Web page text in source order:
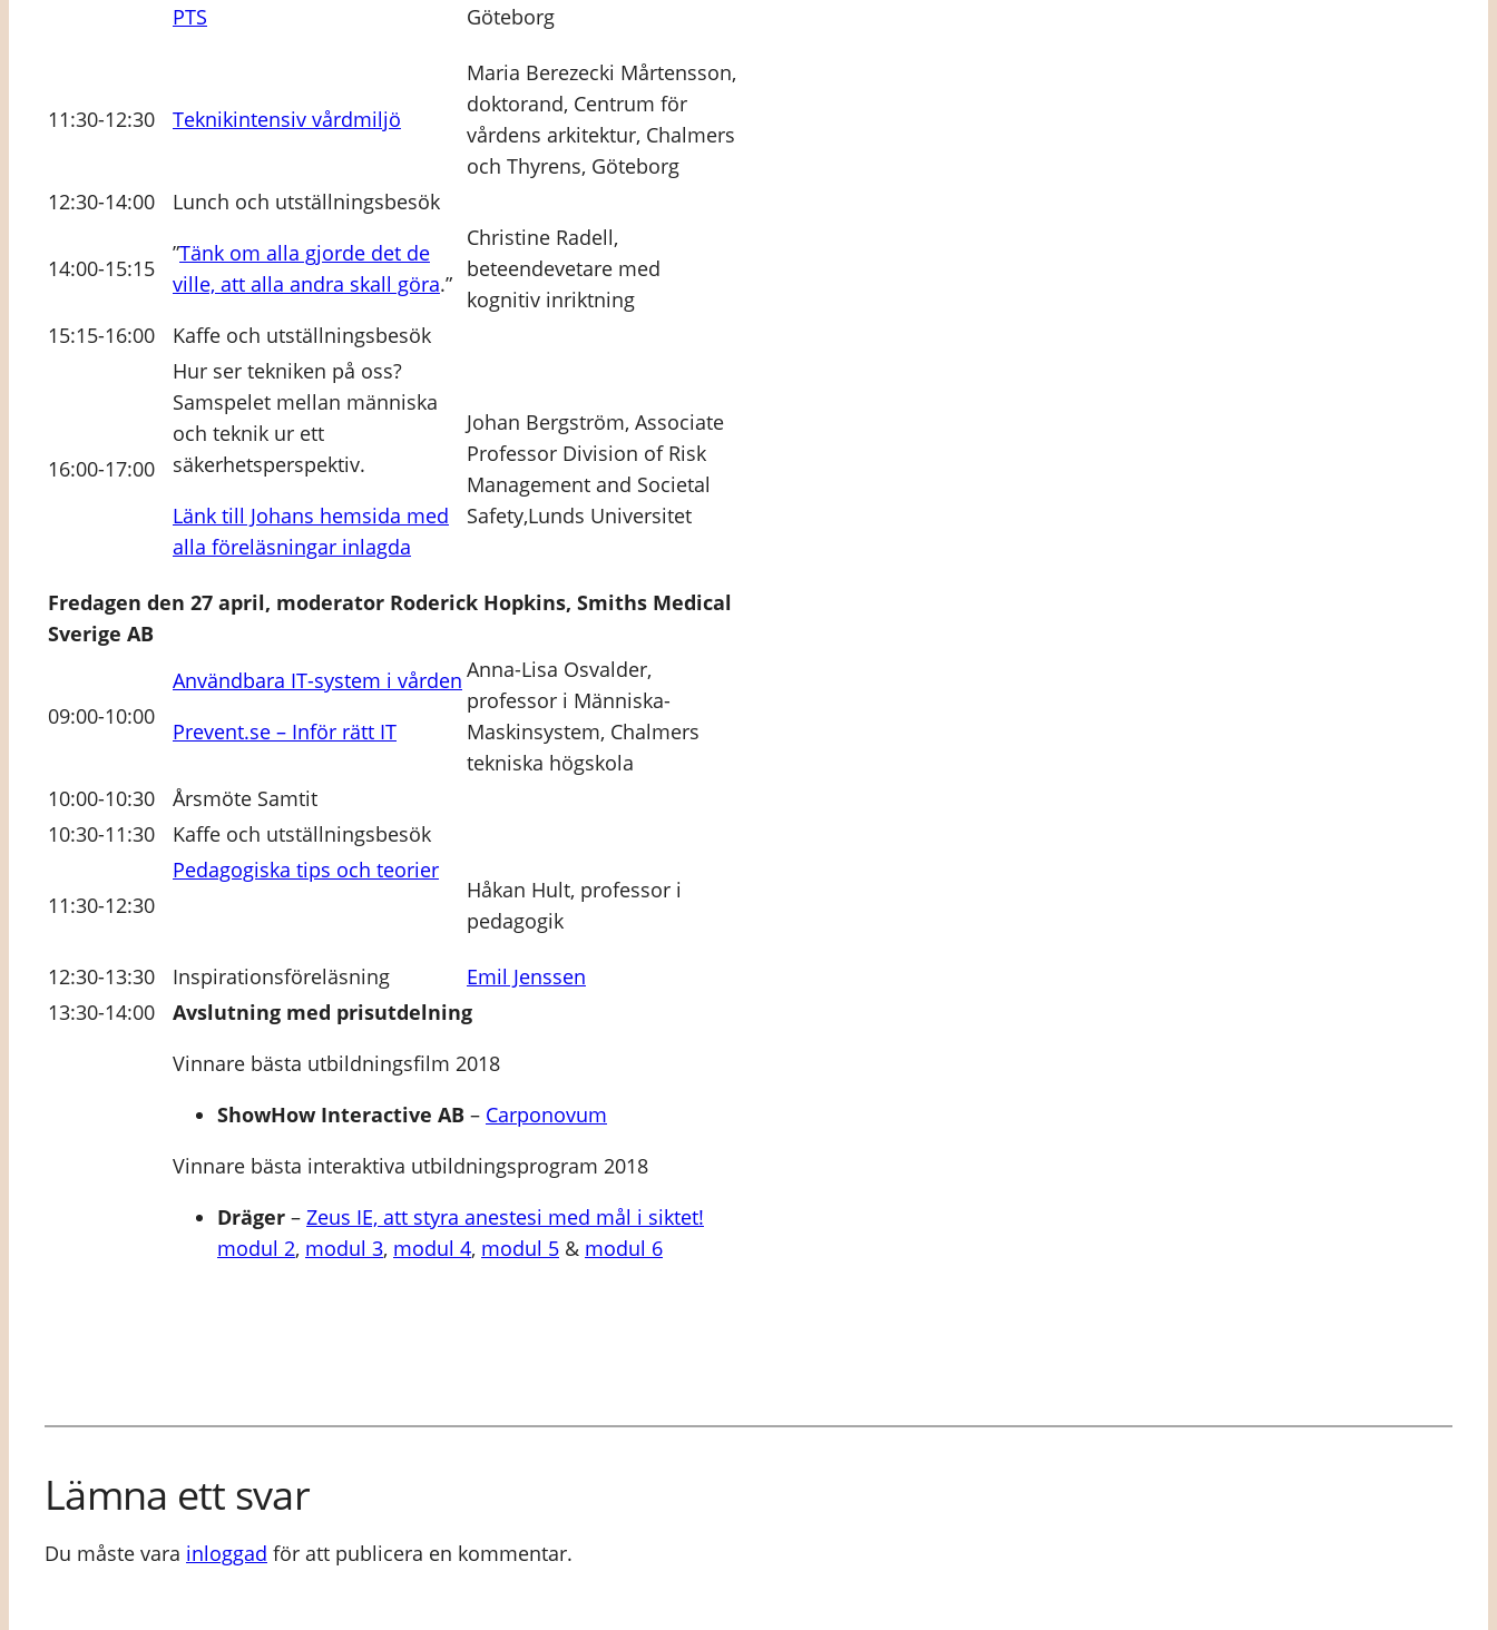
PTS
Göteborg
11:30-12:30 Teknikintensiv vårdmiljö
Maria Berezecki Mårtensson,
doktorand, Centrum för
vårdens arkitektur, Chalmers
och Thyrens, Göteborg
12:30-14:00
Lunch och utställningsbesök
14:00-15:15
”Tänk om alla gjorde det de
ville, att alla andra skall göra.”
Christine Radell,
beteendevetare med
kognitiv inriktning
15:15-16:00
Kaffe och utställningsbesök
16:00-17:00
Hur ser tekniken på oss?
Samspelet mellan människa
och teknik ur ett
säkerhetsperspektiv.
Länk till Johans hemsida med
alla föreläsningar inlagda
Johan Bergström, Associate
Professor Division of Risk
Management and Societal
Safety,Lunds Universitet
Fredagen den 27 april, moderator Roderick Hopkins, Smiths Medical
Sverige AB
09:00-10:00
Användbara IT-system i vården
Prevent.se – Inför rätt IT
Anna-Lisa Osvalder,
professor i Människa-
Maskinsystem, Chalmers
tekniska högskola
10:00-10:30
Årsmöte Samtit
10:30-11:30
Kaffe och utställningsbesök
11:30-12:30
Pedagogiska tips och teorier
Håkan Hult, professor i
pedagogik
12:30-13:30 Inspirationsföreläsning
Emil Jenssen
13:30-14:00
Avslutning med prisutdelning
Vinnare bästa utbildningsfilm 2018
ShowHow Interactive AB – Carponovum
Vinnare bästa interaktiva utbildningsprogram 2018
Dräger – Zeus IE, att styra anestesi med mål i siktet!
modul 2, modul 3, modul 4, modul 5 & modul 6
Lämna ett svar
Du måste vara inloggad för att publicera en kommentar.